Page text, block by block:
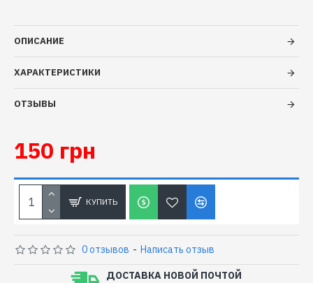
ОПИСАНИЕ
ХАРАКТЕРИСТИКИ
ОТЗЫВЫ
0 отзывов - Написать отзыв
150 грн
КУПИТЬ
ДОСТАВКА НОВОЙ ПОЧТОЙ